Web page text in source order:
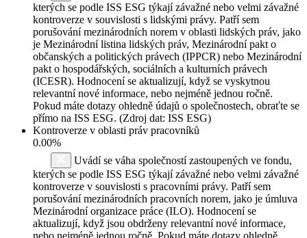
kterých se podle ISS ESG týkají závažné nebo velmi závažné
kontroverze v souvislosti s lidskými právy. Patří sem
porušování mezinárodních norem v oblasti lidských práv, jako
je Mezinárodní listina lidských práv, Mezinárodní pakt o
občanských a politických právech (IPPCR) nebo Mezinárodní
pakt o hospodářských, sociálních a kulturních právech
(ICESR). Hodnocení se aktualizují, když se vyskytnou
relevantní nové informace, nebo nejméně jednou ročně.
Pokud máte dotazy ohledně údajů o společnostech, obraťte se
přímo na ISS ESG. (Zdroj dat: ISS ESG)
Kontroverze v oblasti práv pracovníků
0.00%
Uvádí se váha společností zastoupených ve fondu,
kterých se podle ISS ESG týkají závažné nebo velmi závažné
kontroverze v souvislosti s pracovními právy. Patří sem
porušování mezinárodních pracovních norem, jako je úmluva
Mezinárodní organizace práce (ILO). Hodnocení se
aktualizují, když jsou obdrženy relevantní nové informace,
nebo nejméně jednou ročně. Pokud máte dotazy ohledně